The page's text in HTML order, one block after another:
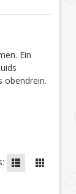
Ein
obendrein.